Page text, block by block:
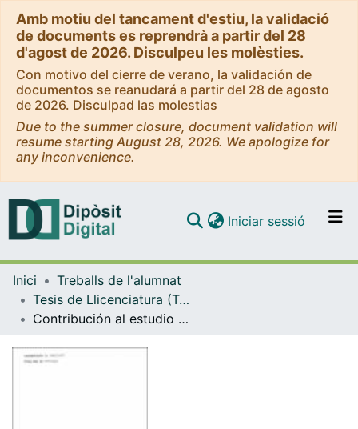
Amb motiu del tancament d'estiu, la validació
de documents es reprendrà a partir del 28
d'agost de 2026. Disculpeu les molèsties.
Con motivo del cierre de verano, la validación de
documentos se reanudará a partir del 28 de agosto
de 2026. Disculpad las molestias
Due to the summer closure, document validation will
resume starting August 28, 2026. We apologize for
any inconvenience.
Navega per tot el DD
Iniciar sessió (current)
Inici
Treballs de l'alumnat
Tesis de Llicenciatura (Tesines) - Farmàcia
Contribución al estudio del género Aspergillus